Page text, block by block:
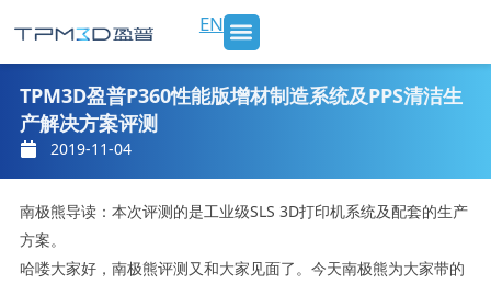
至
内
EN
TPM3D盈普P360性能版增材制造系统及PPS清洁生
产解决方案评测
2019-11-04
南极熊导读：本次评测的是工业级SLS 3D打印机系统及配套的生产
方案。
哈喽大家好，南极熊评测又和大家见面了。今天南极熊为大家带的